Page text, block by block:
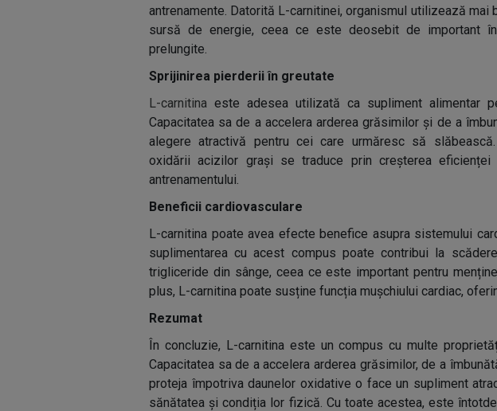
antrenamente. Datorită L-carnitinei, organismul utilizează
sursă de energie, ceea ce este deosebit de important
prelungite.
Sprijinirea pierderii în greutate
L-carnitina este adesea utilizată ca supliment alimentar
Capacitatea sa de a accelera arderea grăsimilor și de a
alegere atractivă pentru cei care urmăresc să
oxidării acizilor grași se traduce prin creșterea
antrenamentului.
Beneficii cardiovasculare
L-carnitina poate avea efecte benefice asupra sistemului
suplimentarea cu acest compus poate contribui la
trigliceride din sânge, ceea ce este important pentru
plus, L-carnitina poate susține funcția mușchiului cardiac,
Rezumat
În concluzie, L-carnitina este un compus cu multe
Capacitatea sa de a accelera arderea grăsimilor, de a
proteja împotriva daunelor oxidative o face un supliment
sănătatea și condiția lor fizică. Cu toate acestea, este